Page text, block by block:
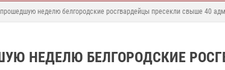
неделю белгородские росгвардейцы пресекли свыше 40
НЕДЕЛЮ БЕЛГОРОДСКИЕ